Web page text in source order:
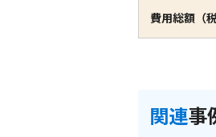
費用総額（税
関連事